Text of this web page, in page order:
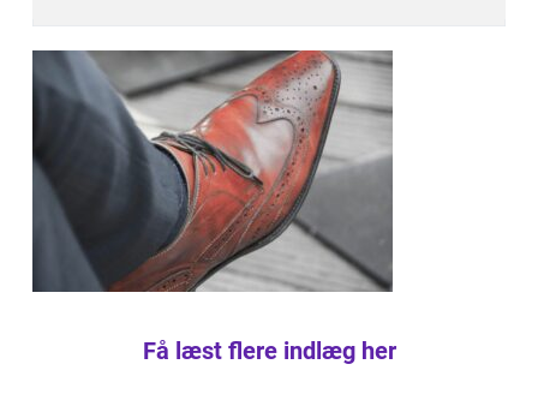
Få læst flere indlæg her